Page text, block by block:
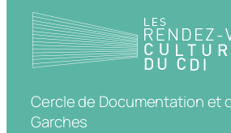
Cercle de Documentation et
Garches